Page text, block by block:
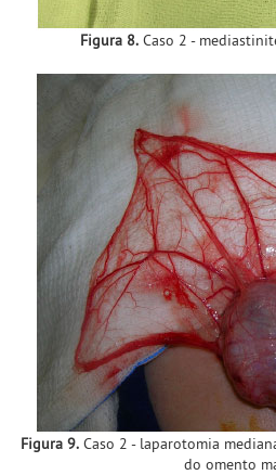
Figura 8. Caso 2 -
Figura 9. Caso 2 - laparotomia
do omento